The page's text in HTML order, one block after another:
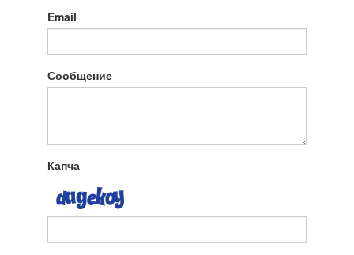
Email
Сообщение
Капча